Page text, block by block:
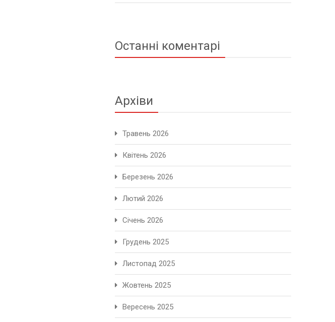
Останні коментарі
Архіви
Травень 2026
Квітень 2026
Березень 2026
Лютий 2026
Січень 2026
Грудень 2025
Листопад 2025
Жовтень 2025
Вересень 2025